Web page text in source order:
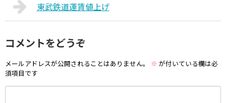
東武鉄道運賃値上げ
コメントをどうぞ
メールアドレスが公開されることはありません。 ※ が付いている欄は必
須項目です